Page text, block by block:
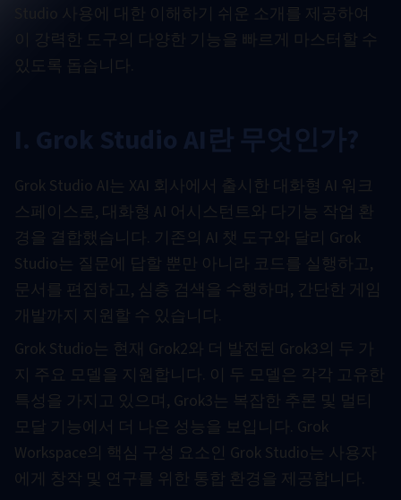
Studio 사용에 대한 이해하기 쉬운 소개를 제공하여
이 강력한 도구의 다양한 기능을 빠르게 마스터할 수
있도록 돕습니다.
I. Grok Studio AI란 무엇인가?
Grok Studio AI는 XAI 회사에서 출시한 대화형 AI 워크
스페이스로, 대화형 AI 어시스턴트와 다기능 작업 환
경을 결합했습니다. 기존의 AI 챗 도구와 달리 Grok
Studio는 질문에 답할 뿐만 아니라 코드를 실행하고,
문서를 편집하고, 심층 검색을 수행하며, 간단한 게임
개발까지 지원할 수 있습니다.
Grok Studio는 현재 Grok2와 더 발전된 Grok3의 두 가
지 주요 모델을 지원합니다. 이 두 모델은 각각 고유한
특성을 가지고 있으며, Grok3는 복잡한 추론 및 멀티
모달 기능에서 더 나은 성능을 보입니다. Grok
Workspace의 핵심 구성 요소인 Grok Studio는 사용자
에게 창작 및 연구를 위한 통합 환경을 제공합니다.